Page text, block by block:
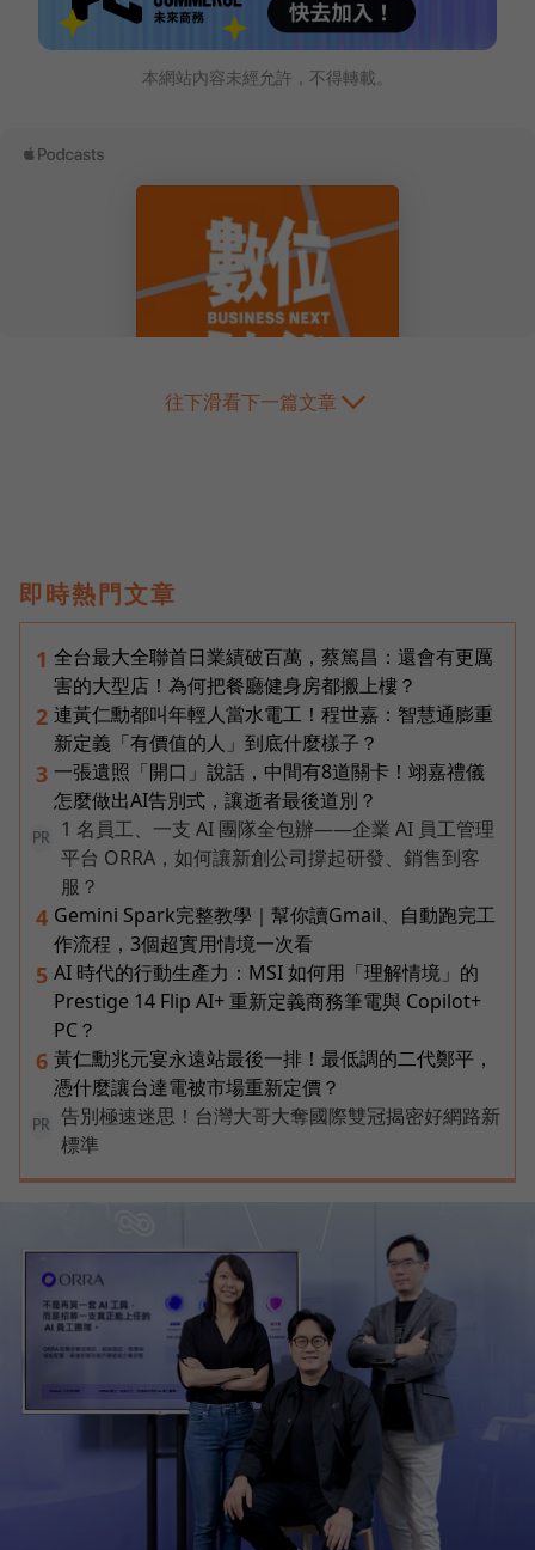
本網站內容未經允許，不得轉載。
往下滑看下一篇文章
即時熱門文章
1 全台最大全聯首日業績破百萬，蔡篤昌：還會有更厲
害的大型店！為何把餐廳健身房都搬上樓？
2 連黃仁勳都叫年輕人當水電工！程世嘉：智慧通膨重
新定義「有價值的人」到底什麼樣子？
3 一張遺照「開口」說話，中間有8道關卡！翊嘉禮儀
怎麼做出AI告別式，讓逝者最後道別？
PR
1 名員工、一支 AI 團隊全包辦——企業 AI 員工管理
平台 ORRA，如何讓新創公司撐起研發、銷售到客
服？
4 Gemini Spark完整教學｜幫你讀Gmail、自動跑完工
作流程，3個超實用情境一次看
5 AI 時代的行動生產力：MSI 如何用「理解情境」的
Prestige 14 Flip AI+ 重新定義商務筆電與 Copilot+
PC？
6 黃仁勳兆元宴永遠站最後一排！最低調的二代鄭平，
憑什麼讓台達電被市場重新定價？
PR
告別極速迷思！台灣大哥大奪國際雙冠揭密好網路新
標準